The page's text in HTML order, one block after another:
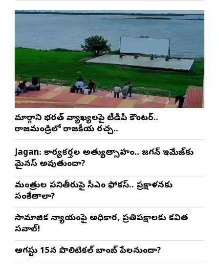
మార్గాని భరత్ వ్యాఖ్యలపై టీడీపీ కౌంటర్..
రాజమండ్రిలో రాజకీయ రచ్చ..
Jagan: కార్యకర్తల అత్యుత్సాహం.. జగన్ ఇమేజ్‌కు
మైనస్ అవుతుందా?
మంత్రుల పనితీరుపై సీఎం ఫోకస్.. ప్రక్షాళనకు
సంకేతాలా?
సామాజిక న్యాయంపై అధికార, ప్రతిపక్షాలకు కవిత
సవాల్!
ఆగస్టు 15న పొలిటికల్ బాంబ్ పేలనుందా?